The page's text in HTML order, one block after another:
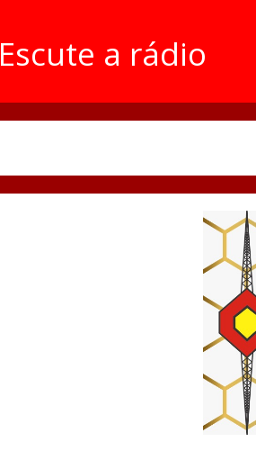
Escute a rádio